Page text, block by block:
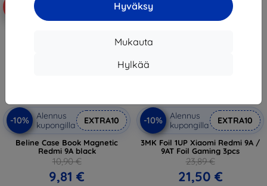
Hyväksy
Mukauta
Hylkää
-10%
Alennus
kupongilla
EXTRA10
Beline Case Book Magnetic
Redmi 9A black
10,90 €
9,81 €
-10%
-10%
Alennus
kupongilla
EXTRA10
3MK Foil 1UP Xiaomi Redmi 9A /
9AT Foil Gaming 3pcs
23,89 €
21,50 €